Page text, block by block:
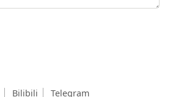
Bilibili Telegram